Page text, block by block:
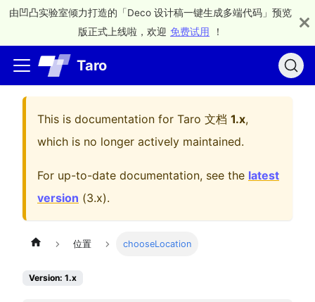
由凹凸实验室倾力打造的「Deco 设计稿一键生成多端代码」预览
版正式上线啦，欢迎 免费试用 ！
Taro
This is documentation for Taro 文档 1.x,
which is no longer actively maintained.
For up-to-date documentation, see the latest
version (3.x).
位置 chooseLocation
Version: 1.x